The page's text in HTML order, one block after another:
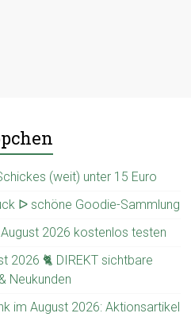
(weit) unter 15 Euro
ᐅ schöne Goodie-Sammlung
2026 kostenlos testen
2026 🐈 DIREKT sichtbare
Neukunden
im August 2026: Aktionsartikel